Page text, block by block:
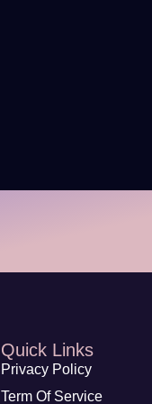
Quick Links
Privacy Policy
Term Of Service